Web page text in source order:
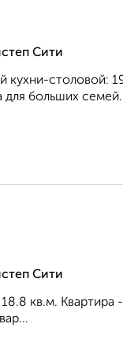
Сити
кухни-столовой:
для бoльшиx ceмeй.
Сити
кв.м. Квартира